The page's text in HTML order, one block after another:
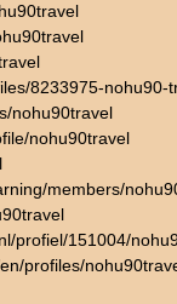
8233975-nohu90-
nohu90travel
nohu90travel
members/
profiel/151004/
profiles/